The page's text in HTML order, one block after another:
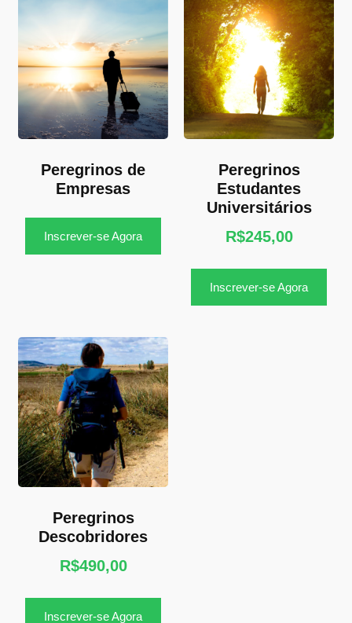
Peregrinos de
Empresas
Inscrever-se Agora
Peregrinos
Estudantes
Universitários
R$245,00
Inscrever-se Agora
Peregrinos
Descobridores
R$490,00
Inscrever-se Agora